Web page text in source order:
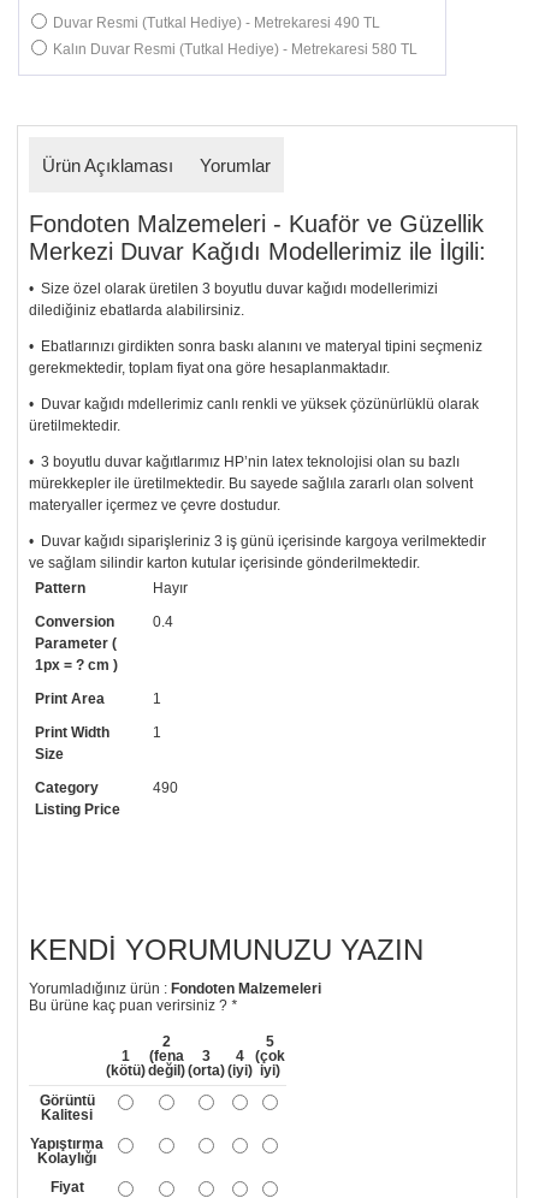
Duvar Resmi (Tutkal Hediye) - Metrekaresi 490 TL
Kalın Duvar Resmi (Tutkal Hediye) - Metrekaresi 580 TL
Ürün Açıklaması Yorumlar
Fondoten Malzemeleri - Kuaför ve Güzellik
Merkezi Duvar Kağıdı Modellerimiz ile İlgili:
• Size özel olarak üretilen 3 boyutlu duvar kağıdı modellerimizi
dilediğiniz ebatlarda alabilirsiniz.
• Ebatlarınızı girdikten sonra baskı alanını ve materyal tipini seçmeniz
gerekmektedir, toplam fiyat ona göre hesaplanmaktadır.
• Duvar kağıdı mdellerimiz canlı renkli ve yüksek çözünürlüklü olarak
üretilmektedir.
• 3 boyutlu duvar kağıtlarımız HP’nin latex teknolojisi olan su bazlı
mürekkepler ile üretilmektedir. Bu sayede sağlıla zararlı olan solvent
materyaller içermez ve çevre dostudur.
• Duvar kağıdı siparişleriniz 3 iş günü içerisinde kargoya verilmektedir
ve sağlam silindir karton kutular içerisinde gönderilmektedir.
• Tutkalınız, siparişiniz ile birlikte ücretsiz olarak gönderilecektir.
Uygulaması standart duvar kağıdı ile aynıdır. Siparişiniz ile birlikte
uygulama kılavuzu da gönderilecektir.
arayıp talebinizi iletebilirsiniz.
• Görselde düzenleme yaptırmak istiyorsanız yine bize telefon
numaramızdan ulaşabilirsiniz.
Pattern
Hayır
Conversion
Parameter (
1px = ? cm )
0.4
Print Area
1
Print Width
Size
1
Category
Listing Price
490
KENDI YORUMUNUZU YAZIN
Yorumladığınız ürün : Fondoten Malzemeleri
Bu ürüne kaç puan verirsiniz ?*
1
(kötü)
2
(fena
değil)
3
(orta)
4
(iyi)
5
(çok
iyi)
Görüntü
Kalitesi
Yapıştırma
Kolaylığı
Fiyat